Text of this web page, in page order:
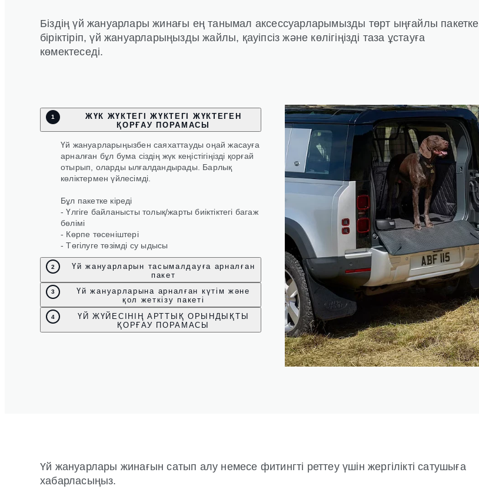
Біздің үй жануарлары жинағы ең танымал аксессуарларымызды төрт ыңғайлы пакетке
біріктіріп, үй жануарларыңызды жайлы, қауіпсіз және көлігіңізді таза ұстауға
көмектеседі.
1
ЖҮК ЖҮКТЕГІ ЖҮКТЕГІ ЖҮКТЕГЕН
ҚОРҒАУ ПОРАМАСЫ
Үй жануарларыңызбен саяхаттауды оңай жасауға
арналған бұл бума сіздің жүк кеңістігіңізді қорғай
отырып, оларды ылғалдандырады. Барлық
көліктермен үйлесімді.
Бұл пакетке кіреді
- Үлгіге байланысты толық/жарты биіктіктегі багаж
бөлімі
- Көрпе төсеніштері
- Төгілуге төзімді су ыдысы
2
Үй жануарларын тасымалдауға арналған
пакет
3
Үй жануарларына арналған күтім және
қол жеткізу пакеті
4
ҮЙ ЖҮЙЕСІНІҢ АРТТЫҚ ОРЫНДЫҚТЫ
ҚОРҒАУ ПОРАМАСЫ
Үй жануарлары жинағын сатып алу немесе фитингті реттеу үшін жергілікті сатушыға
хабарласыңыз.